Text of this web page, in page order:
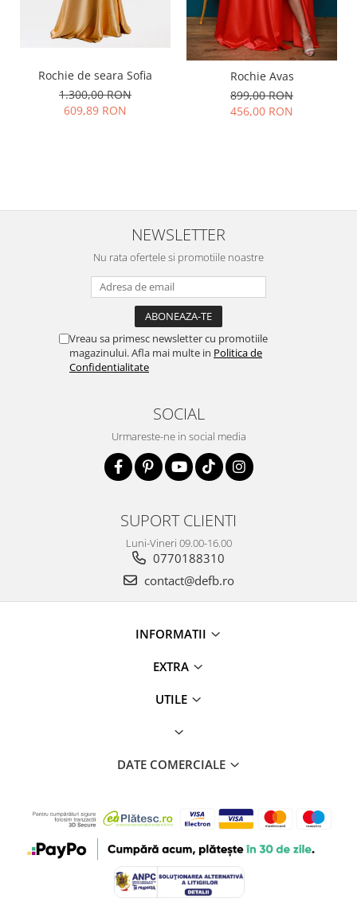
Rochie de seara Sofia
1.300,00 RON
609,89 RON
Rochie Avas
899,00 RON
456,00 RON
NEWSLETTER
Nu rata ofertele si promotiile noastre
Vreau sa primesc newsletter cu promotiile
magazinului. Afla mai multe in Politica de
Confidentialitate
SOCIAL
Urmareste-ne in social media
SUPORT CLIENTI
Luni-Vineri 09.00-16.00
0770188310
contact@defb.ro
INFORMATII
EXTRA
UTILE
DATE COMERCIALE